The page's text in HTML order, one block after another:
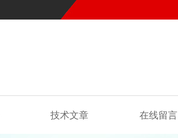
技术文章 在线留言